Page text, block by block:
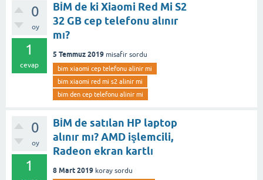
0
oy
1
cevap
BİM de ki Xiaomi Red Mi S2
32 GB cep telefonu alınır
mı?
5 Temmuz 2019 misafir sordu
bim xiaomi cep telefonu alinir mi
bim xiaomi red mi s2 alinir mi
bim den cep telefonu alinir mi
0
oy
1
BİM de satılan HP laptop
alınır mı? AMD işlemcili,
Radeon ekran kartlı
8 Mart 2019 koray sordu